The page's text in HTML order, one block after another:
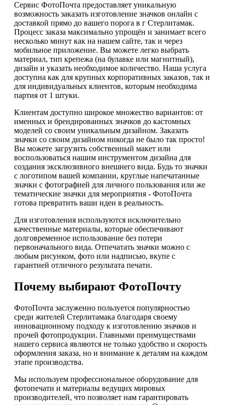
Сервис ФотоПочта предоставляет уникальную
возможность заказать изготовление значков онлайн с
доставкой прямо до вашего порога в г Стерлитамак.
Процесс заказа максимально упрощён и занимает всего
несколько минут как на нашем сайте, так и через
мобильное приложение. Вы можете легко выбрать
материал, тип крепежа (на булавке или магнитный),
дизайн и указать необходимое количество. Наша услуга
доступна как для крупных корпоративных заказов, так и
для индивидуальных клиентов, которым необходима
партия от 1 штуки.
Клиентам доступно широкое множество вариантов: от
именных и брендированных значков до кастомных
моделей со своим уникальным дизайном. Заказать
значки со своим дизайном никогда не было так просто!
Вы можете загрузить собственный макет или
воспользоваться нашим инструментом дизайна для
создания эксклюзивного внешнего вида. Будь то значки
с логотипом вашей компании, круглые напечатанные
значки с фотографией для личного пользования или же
тематические значки для мероприятия - ФотоПочта
готова превратить ваши идеи в реальность.
Для изготовления используются исключительно
качественные материалы, которые обеспечивают
долговременное использование без потери
первоначального вида. Отпечатать значки можно с
любым рисунком, фото или надписью, вкупе с
гарантией отличного результата печати.
Почему выбирают ФотоПочту
ФотоПочта заслуженно пользуется популярностью
среди жителей Стерлитамака благодаря своему
инновационному подходу к изготовлению значков и
прочей фотопродукции. Главными преимуществами
нашего сервиса являются не только удобство и скорость
оформления заказа, но и внимание к деталям на каждом
этапе производства.
Мы используем профессиональное оборудование для
фотопечати и материалы ведущих мировых
производителей, что позволяет нам гарантировать